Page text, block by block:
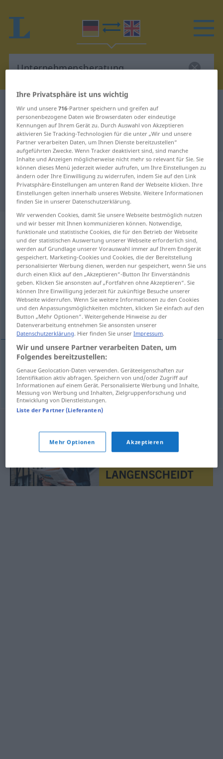
Deutsch-Englisch Wörterbuch
Unternehmensberatung
Deutsch-Englisch Übersetzung für
"Unternehmensberatung"
"Unternehmensberatung" Englisch
Übersetzung
„Unternehmensberatung“:
Femininum
Unternehmensberatungf
Übersicht aller Übersetzungen
(Für mehr Details die Übersetzung anklicken/antippen)
management consultancy
managementconsultancy
Unternehmensberatung
Ihre Privatsphäre ist uns wichtig
Wir und unsere716-Partner speichern und greifen auf
personenbezogene Daten wie Browserdaten oder eindeutige
Kennungen auf Ihrem Gerät zu. Durch Auswahl von Akzeptieren
aktivieren Sie Tracking-Technologien für die unter „Wir und unsere
Partner verarbeiten Daten, um Ihnen Dienste bereitzustellen“
aufgeführten Zwecke. Wenn Tracker deaktiviert sind, sind manche
Inhalte und Anzeigen möglicherweise nicht mehr so relevant für Sie. Sie
können dieses Menü jederzeit wieder aufrufen, um Ihre Einstellungen zu
ändern oder Ihre Einwilligung zu widerrufen, indem Sie auf den Link
Privatsphäre-Einstellungen am unteren Rand der Webseite klicken. Ihre
Einstellungen gelten innerhalb unseres Website. Weitere Informationen
finden Sie in unserer Datenschutzerklärung.
Wir verwenden Cookies, damit Sie unsere Webseite bestmöglich nutzen
und wir besser mit Ihnen kommunizieren können. Notwendige,
funktionale und statistische Cookies, die für den Betrieb der Webseite
und der statistischen Auswertung unserer Webseite erforderlich sind,
werden auf Grundlage unserer Vorauswahl immer auf Ihrem Endgerät
gespeichert. Marketing-Cookies und Cookies, die der Bereitstellung
personalisierter Werbung dienen, werden nur gespeichert, wenn Sie uns
durch einen Klick auf den „Akzeptieren“-Button Ihr Einverständnis
geben. Klicken Sie ansonsten auf „Fortfahren ohne Akzeptieren“. Sie
können Ihre Einwilligung jederzeit für zukünftige Besuche unserer
Webseite widerrufen. Wenn Sie weitere Informationen zu den Cookies
und den Anpassungsmöglichkeiten möchten, klicken Sie einfach auf den
Button „Mehr Optionen“. Weitergehende Hinweise zu der
Datenverarbeitung entnehmen Sie ansonsten unserer
Datenschutzerklärung. Hier finden Sie unserImpressum.
Wir und unsere Partner verarbeiten Daten, um
Folgendes bereitzustellen:
Genaue Geolocation-Daten verwenden. Geräteeigenschaften zur
Identifikation aktiv abfragen. Speichern von und/oder Zugriff auf
Informationen auf einem Gerät. Personalisierte Werbung und Inhalte,
Messung von Werbung und Inhalten, Zielgruppenforschung und
Entwicklung von Dienstleistungen.
Liste der Partner (Lieferanten)
Mehr Optionen Akzeptieren